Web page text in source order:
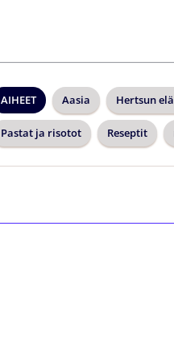
AIHEET Aasia Hertsun
Pastat ja risotot Reseptit